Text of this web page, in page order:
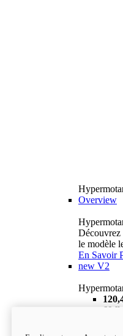
Overview
Découvrez
le modèle
En Savoir
new V2
69
18 895 $